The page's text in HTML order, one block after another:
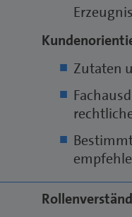
Zutaten